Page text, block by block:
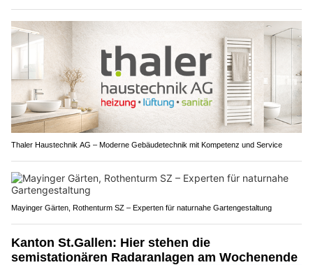
Thaler Haustechnik AG – Moderne Gebäudetechnik mit Kompetenz und Service
Mayinger Gärten, Rothenturm SZ – Experten für naturnahe Gartengestaltung
Kanton St.Gallen: Hier stehen die
semistationären Radaranlagen am Wochenende